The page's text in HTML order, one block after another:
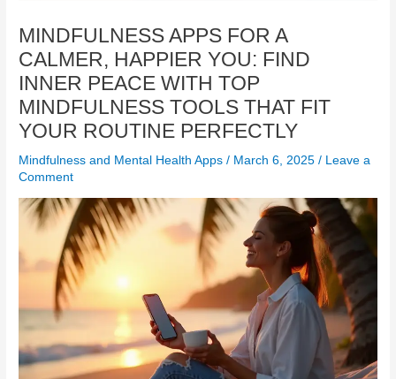
MINDFULNESS APPS FOR A
CALMER, HAPPIER YOU: FIND
INNER PEACE WITH TOP
MINDFULNESS TOOLS THAT FIT
YOUR ROUTINE PERFECTLY
Mindfulness and Mental Health Apps / March 6, 2025/ Leave a
Comment